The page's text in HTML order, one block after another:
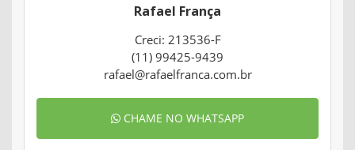
Rafael França
Creci: 213536-F
(11) 99425-9439
rafael@rafaelfranca.com.br
CHAME NO WHATSAPP